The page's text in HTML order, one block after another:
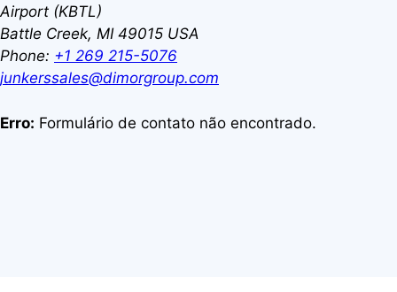
Airport (KBTL)
Battle Creek, MI 49015 USA
Phone: +1 269 215-5076
junkerssales@dimorgroup.com
Erro: Formulário de contato não encontrado.